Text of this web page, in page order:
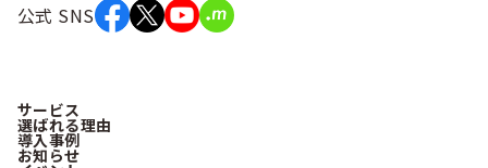
公式 SNS
サービス
選ばれる理由
導入事例
お知らせ